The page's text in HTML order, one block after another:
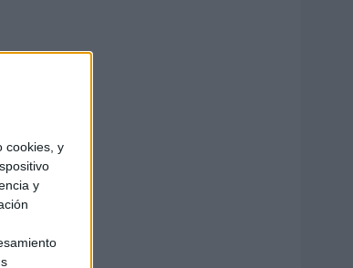
cookies, y
y